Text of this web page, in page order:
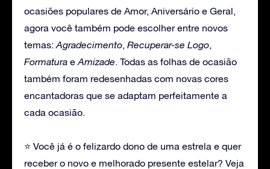
ocasiões populares de Amor, Aniversário e Geral,
agora você também pode escolher entre novos
temas: Agradecimento, Recuperar-se Logo,
Formatura e Amizade. Todas as folhas de ocasião
também foram redesenhadas com novas cores
encantadoras que se adaptam perfeitamente a
cada ocasião.
⭐ Você já é o felizardo dono de uma estrela e quer
receber o novo e melhorado presente estelar? Veja